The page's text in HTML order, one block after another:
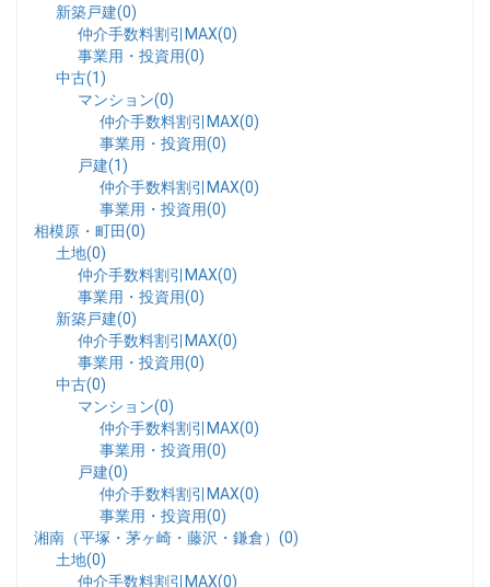
新築戸建(0)
仲介手数料割引MAX(0)
事業用・投資用(0)
中古(1)
マンション(0)
仲介手数料割引MAX(0)
事業用・投資用(0)
戸建(1)
仲介手数料割引MAX(0)
事業用・投資用(0)
相模原・町田(0)
土地(0)
仲介手数料割引MAX(0)
事業用・投資用(0)
新築戸建(0)
仲介手数料割引MAX(0)
事業用・投資用(0)
中古(0)
マンション(0)
仲介手数料割引MAX(0)
事業用・投資用(0)
戸建(0)
仲介手数料割引MAX(0)
事業用・投資用(0)
湘南（平塚・茅ヶ崎・藤沢・鎌倉）(0)
土地(0)
仲介手数料割引MAX(0)